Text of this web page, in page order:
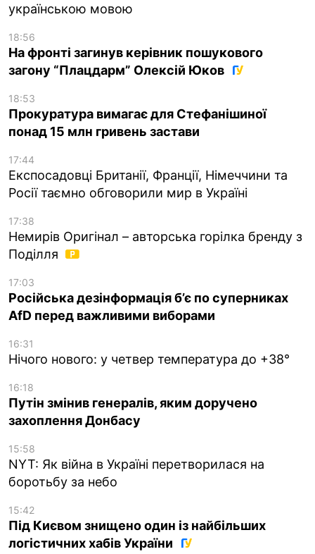
українською мовою
18:56
На фронті загинув керівник пошукового
загону “Плацдарм” Олексій Юков
18:53
Прокуратура вимагає для Стефанішиної
понад 15 млн гривень застави
17:44
Експосадовці Британії, Франції, Німеччини та
Росії таємно обговорили мир в Україні
17:38
Немирів Оригінал – авторська горілка бренду з
Поділля
17:03
Російська дезінформація б’є по суперниках
AfD перед важливими виборами
16:31
Нічого нового: у четвер температура до +38°
16:18
Путін змінив генералів, яким доручено
захоплення Донбасу
15:58
NYT: Як війна в Україні перетворилася на
боротьбу за небо
15:42
Під Києвом знищено один із найбільших
логістичних хабів України